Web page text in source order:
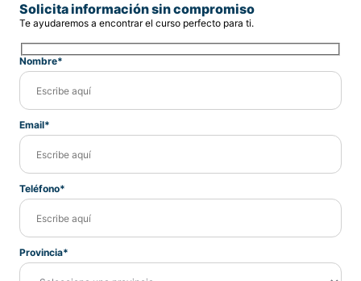
Solicita información sin compromiso
Te ayudaremos a encontrar el curso perfecto para ti.
Nombre*
Email*
Teléfono*
Provincia*